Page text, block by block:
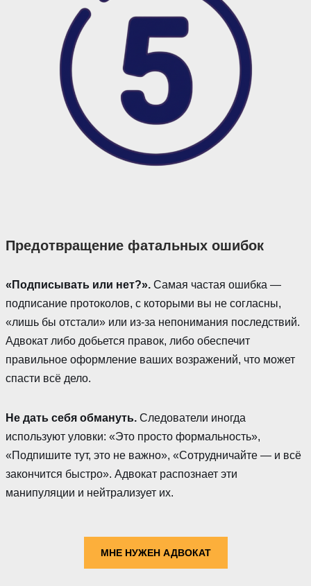
Предотвращение фатальных ошибок
«Подписывать или нет?».Самая частая ошибка —
подписание протоколов, с которыми вы не согласны,
«лишь бы отстали» или из-за непонимания последствий.
Адвокат либо добьется правок, либо обеспечит
правильное оформление ваших возражений, что может
спасти всё дело.
Не дать себя обмануть.Следователи иногда
используют уловки: «Это просто формальность»,
«Подпишите тут, это не важно», «Сотрудничайте — и всё
закончится быстро». Адвокат распознает эти
манипуляции и нейтрализует их.
МНЕ НУЖЕН АДВОКАТ